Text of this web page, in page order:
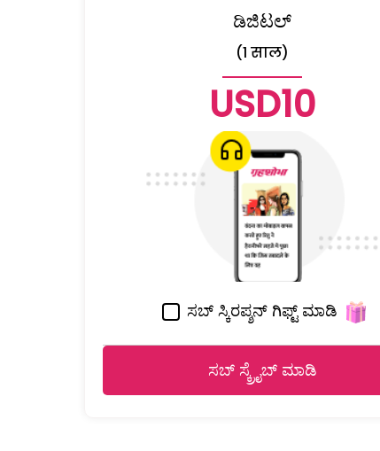
ಡಿಜಿಟಲ್
(1 साल)
USD10
ಸಬ್ ಸ್ಕಿರಪ್ಶನ್ ಗಿಫ್ಟ್ ಮಾಡಿ
ಸಬ್ ಸ್ಕ್ರೈಬ್ ಮಾಡಿ